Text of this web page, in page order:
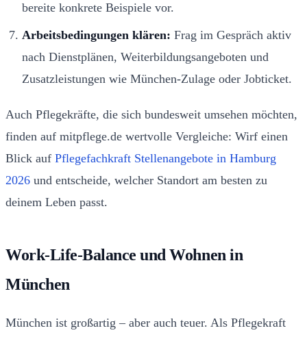
bereite konkrete Beispiele vor.
Arbeitsbedingungen klären: Frag im Gespräch aktiv
nach Dienstplänen, Weiterbildungsangeboten und
Zusatzleistungen wie München-Zulage oder Jobticket.
Auch Pflegekräfte, die sich bundesweit umsehen möchten,
finden auf mitpflege.de wertvolle Vergleiche: Wirf einen
Blick auf Pflegefachkraft Stellenangebote in Hamburg
2026 und entscheide, welcher Standort am besten zu
deinem Leben passt.
Work-Life-Balance und Wohnen in
München
München ist großartig – aber auch teuer. Als Pflegekraft